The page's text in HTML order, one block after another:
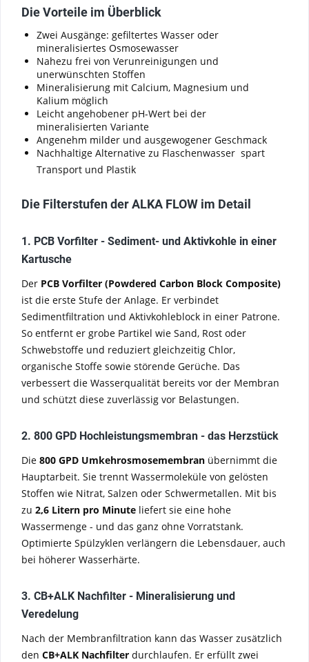
Die Vorteile im Überblick
Zwei Ausgänge: gefiltertes Wasser oder
mineralisiertes Osmosewasser
Nahezu frei von Verunreinigungen und
unerwünschten Stoffen
Mineralisierung mit Calcium, Magnesium und
Kalium möglich
Leicht angehobener pH-Wert bei der
mineralisierten Variante
Angenehm milder und ausgewogener Geschmack
Nachhaltige Alternative zu Flaschenwasser  spart
Transport und Plastik
Die Filterstufen der ALKA FLOW im Detail
1. PCB Vorfilter - Sediment- und Aktivkohle in einer
Kartusche
Der PCB Vorfilter (Powdered Carbon Block Composite)
ist die erste Stufe der Anlage. Er verbindet
Sedimentfiltration und Aktivkohleblock in einer Patrone.
So entfernt er grobe Partikel wie Sand, Rost oder
Schwebstoffe und reduziert gleichzeitig Chlor,
organische Stoffe sowie störende Gerüche. Das
verbessert die Wasserqualität bereits vor der Membran
und schützt diese zuverlässig vor Belastungen.
2. 800 GPD Hochleistungsmembran - das Herzstück
Die 800 GPD Umkehrosmosemembran übernimmt die
Hauptarbeit. Sie trennt Wassermoleküle von gelösten
Stoffen wie Nitrat, Salzen oder Schwermetallen. Mit bis
zu 2,6 Litern pro Minute liefert sie eine hohe
Wassermenge - und das ganz ohne Vorratstank.
Optimierte Spülzyklen verlängern die Lebensdauer, auch
bei höherer Wasserhärte.
3. CB+ALK Nachfilter - Mineralisierung und
Veredelung
Nach der Membranfiltration kann das Wasser zusätzlich
den CB+ALK Nachfilter durchlaufen. Er erfüllt zwei